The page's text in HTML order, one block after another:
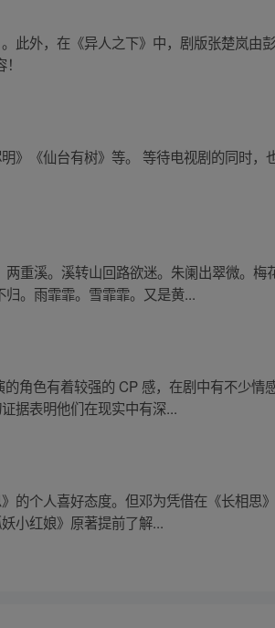
此外，在《异人之下》中，剧版张楚岚由
》《仙台有树》等。 等待电视剧的同时
重溪。溪转山回路欲迷。朱阑出翠微。
。雨霏霏。雪霏霏。又是黄...
角色有着较强的 CP 感，在剧中有不少
据表明他们在现实中有深...
的个人喜好态度。但邓为凭借在《长相思
小红娘》原著提前了解...